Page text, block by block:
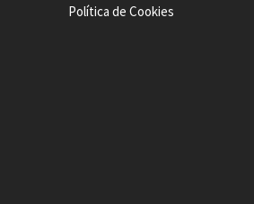
Política de Cookies